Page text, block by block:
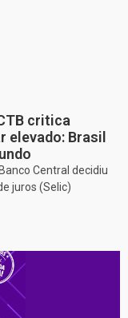
critica
elevado: Brasil
Central decidiu
juros (Selic)